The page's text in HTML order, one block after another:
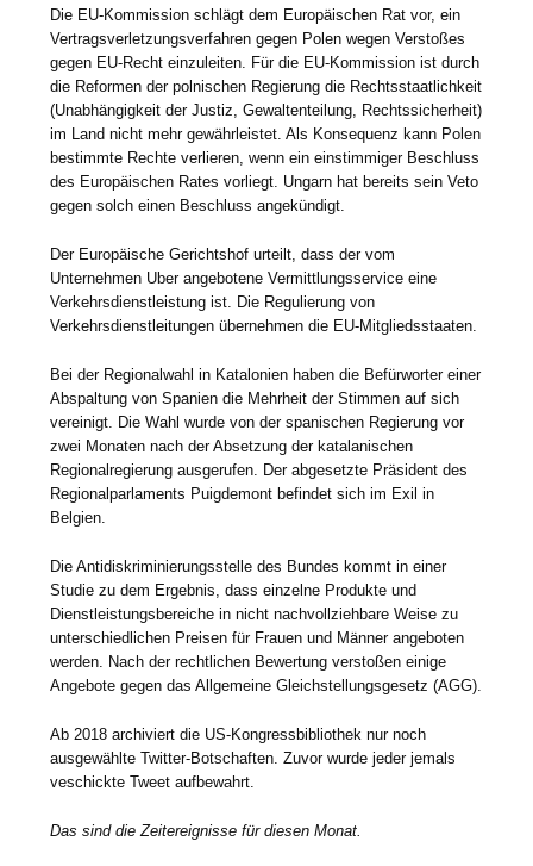
Die EU-Kommission schlägt dem Europäischen Rat vor, ein
Vertragsverletzungsverfahren gegen Polen wegen Verstoßes
gegen EU-Recht einzuleiten. Für die EU-Kommission ist durch
die Reformen der polnischen Regierung die Rechtsstaatlichkeit
(Unabhängigkeit der Justiz, Gewaltenteilung, Rechtssicherheit)
im Land nicht mehr gewährleistet. Als Konsequenz kann Polen
bestimmte Rechte verlieren, wenn ein einstimmiger Beschluss
des Europäischen Rates vorliegt. Ungarn hat bereits sein Veto
gegen solch einen Beschluss angekündigt.
Der Europäische Gerichtshof urteilt, dass der vom
Unternehmen Uber angebotene Vermittlungsservice eine
Verkehrsdienstleistung ist. Die Regulierung von
Verkehrsdienstleitungen übernehmen die EU-Mitgliedsstaaten.
Bei der Regionalwahl in Katalonien haben die Befürworter einer
Abspaltung von Spanien die Mehrheit der Stimmen auf sich
vereinigt. Die Wahl wurde von der spanischen Regierung vor
zwei Monaten nach der Absetzung der katalanischen
Regionalregierung ausgerufen. Der abgesetzte Präsident des
Regionalparlaments Puigdemont befindet sich im Exil in
Belgien.
Die Antidiskriminierungsstelle des Bundes kommt in einer
Studie zu dem Ergebnis, dass einzelne Produkte und
Dienstleistungsbereiche in nicht nachvollziehbare Weise zu
unterschiedlichen Preisen für Frauen und Männer angeboten
werden. Nach der rechtlichen Bewertung verstoßen einige
Angebote gegen das Allgemeine Gleichstellungsgesetz (AGG).
Ab 2018 archiviert die US-Kongressbibliothek nur noch
ausgewählte Twitter-Botschaften. Zuvor wurde jeder jemals
veschickte Tweet aufbewahrt.
Das sind die Zeitereignisse für diesen Monat.